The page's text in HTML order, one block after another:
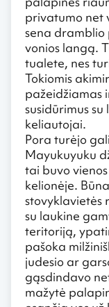
privatumo net
sena dramblio
vonios langą.
tualete, nes
Tokiomis
pažeidžiamas
susidūrimus
keliautojai.
Pora turėjo
Mayukuyuku
tai buvo
kelionėje.
stovyklavietės
su laukine
teritoriją,
pašoka
judesio ar
gąsdindavo
mažytė